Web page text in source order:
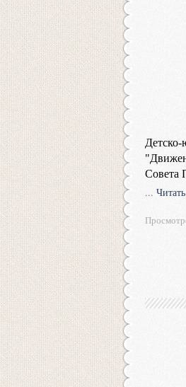
Совета
...